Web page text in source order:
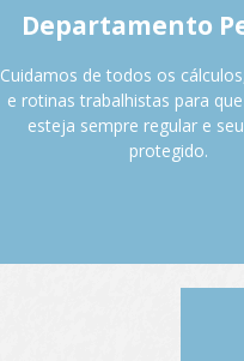
Departamento
Cuidamos de todos os
e rotinas trabalhistas para
esteja sempre regular e
protegido.
Sua folha é feita por quem
prazos, leis e pessoas.
e modelos híbridos, com
completo em cada
Fale com o